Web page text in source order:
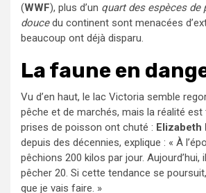
(WWF), plus d’un quart des espèces de
doucedu continent sont menacées
beaucoup ont déjà disparu.
La faune en
Vu d’en haut, le lac Victoria semble
pêche et de marchés, mais la réalité
prises de poisson ont chuté : Elizabeth
depuis des décennies, explique : « À
pêchions 200 kilos par jour. Aujourd’hui,
pêcher 20. Si cette tendance se
que je vais faire. »